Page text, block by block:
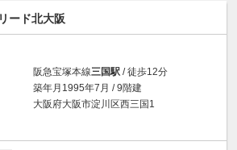
ード北大阪
阪急宝塚本線三国駅 / 徒歩12分
築年月1995年7月 / 9階建
大阪府大阪市淀川区西三国1